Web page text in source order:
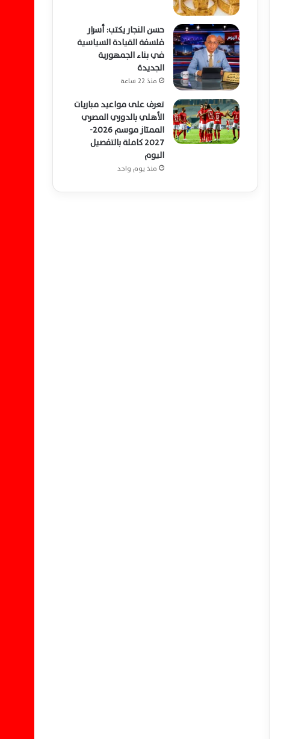
حسن النجار يكتب: أسرار
فلسفة القيادة السياسية
في بناء الجمهورية
الجديدة
منذ 22 ساعة
تعرف على مواعيد مباريات
الأهلي بالدوري المصري
الممتاز موسم 2026-
2027 كاملة بالتفصيل
اليوم
منذ يوم واحد